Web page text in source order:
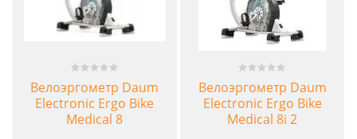
Велоэргометр Daum
Electronic Ergo Bike
Medical 8
Велоэргометр Daum
Electronic Ergo Bike
Medical 8i 2